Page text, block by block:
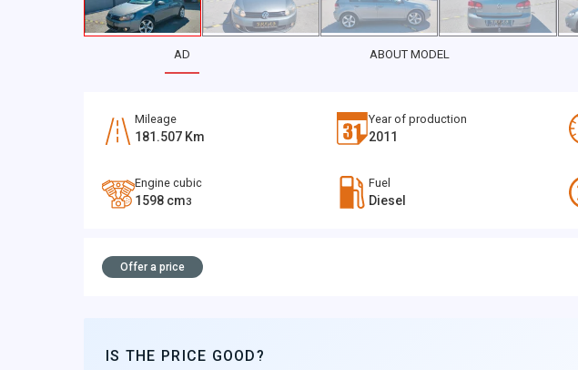
AD ABOUT MODEL
Mileage
181.507 Km
Year of production
2011
Engine cubic
1598 cm3
Fuel
Diesel
Offer a price
IS THE PRICE GOOD?